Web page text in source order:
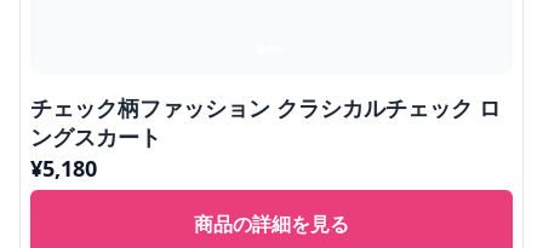
チェック柄ファッション クラシカルチェック ロ
ングスカート
¥5,180
商品の詳細を見る